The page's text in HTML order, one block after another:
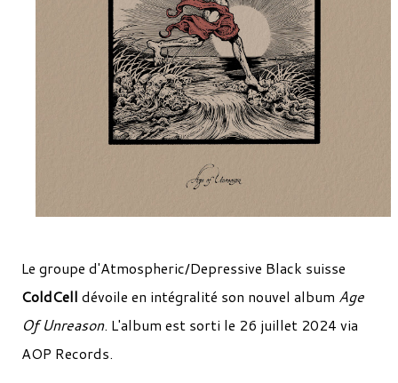
Le groupe d'Atmospheric/Depressive Black suisse
ColdCell dévoile en intégralité son nouvel album Age
Of Unreason. L'album est sorti le 26 juillet 2024 via
AOP Records.